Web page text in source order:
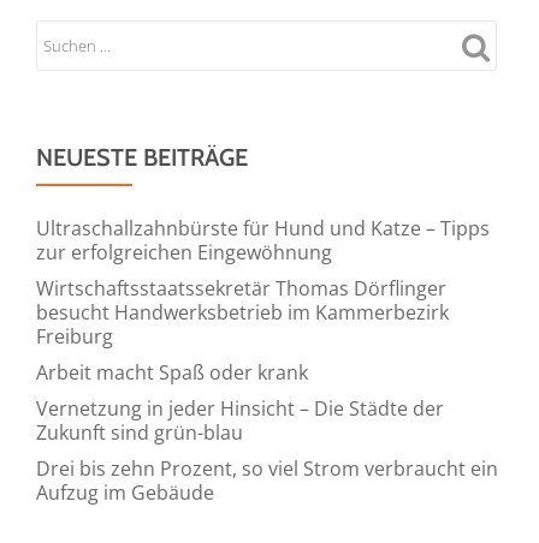
NEUESTE BEITRÄGE
Ultraschallzahnbürste für Hund und Katze – Tipps
zur erfolgreichen Eingewöhnung
Wirtschaftsstaatssekretär Thomas Dörflinger
besucht Handwerksbetrieb im Kammerbezirk
Freiburg
Arbeit macht Spaß oder krank
Vernetzung in jeder Hinsicht – Die Städte der
Zukunft sind grün-blau
Drei bis zehn Prozent, so viel Strom verbraucht ein
Aufzug im Gebäude